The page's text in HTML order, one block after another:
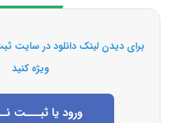
برای دیدن لینک دانلود در سایت
ویژه کنید
ورود یا ثبـــت